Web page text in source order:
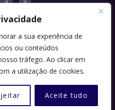
a sua experiência de
ou conteúdos
tráfego. Ao clicar em
a utilização de cookies.
Aceite tudo